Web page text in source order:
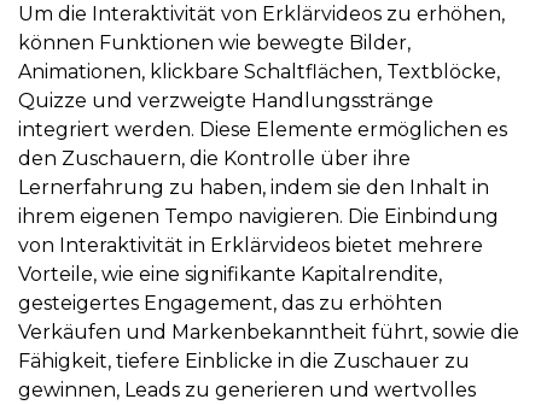
Um die Interaktivität von Erklärvideos zu erhöhen,
können Funktionen wie bewegte Bilder,
Animationen, klickbare Schaltflächen, Textblöcke,
Quizze und verzweigte Handlungsstränge
integriert werden. Diese Elemente ermöglichen es
den Zuschauern, die Kontrolle über ihre
Lernerfahrung zu haben, indem sie den Inhalt in
ihrem eigenen Tempo navigieren. Die Einbindung
von Interaktivität in Erklärvideos bietet mehrere
Vorteile, wie eine signifikante Kapitalrendite,
gesteigertes Engagement, das zu erhöhten
Verkäufen und Markenbekanntheit führt, sowie die
Fähigkeit, tiefere Einblicke in die Zuschauer zu
gewinnen, Leads zu generieren und wertvolles